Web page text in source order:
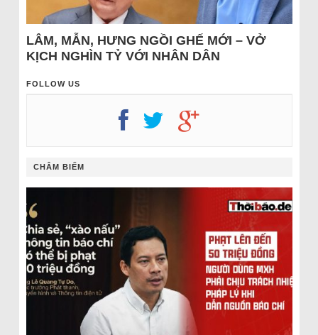
LÂM, MẪN, HƯNG NGỒI GHẾ MỚI – VỞ
KỊCH NGHÌN TỶ VỚI NHÂN DÂN
FOLLOW US
CHÂM BIẾM